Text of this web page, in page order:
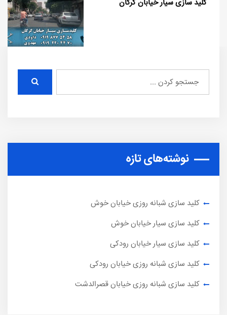
کلید سازی سیار خیابان گرگان
نوشته‌های تازه
کلید سازی شبانه روزی خیابان خوش
کلید سازی سیار خیابان خوش
کلید سازی سیار خیابان رودکی
کلید سازی شبانه روزی خیابان رودکی
کلید سازی شبانه روزی خیابان قصرالدشت